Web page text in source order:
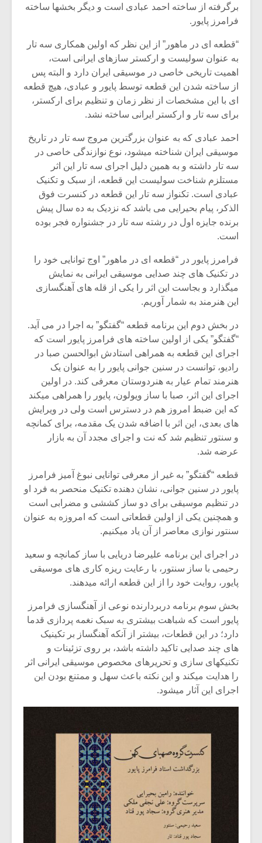
برگرفته از ساخته احمد عبادی است و دیگر بخشها ساخته
فرامرز پایور.
“قطعه ای در ماهور” از این نظر که اولین همکاری سه تار
به عنوان سولیست و ارکستر سازهای ایرانی است،
اهمیت تاریخی خاصی در موسیقی ایران دارد و البته پس
از ساخته شدن این قطعه توسط پایور و عبادی، هیچ قطعه
ای با این مشخصات از نظر زمان و تنظیم برای ارکستر،
برای سه تار و ارکستر ایرانی ساخته نشد.
احمد عبادی که به عنوان بزرگترین مروج سه تار در تاریخ
موسیقی ایران شناخته میشود، نوع نوازندگی خاصی در
سه تار داشته و به همین دلیل اجرای سه تار این اثر
مستلزم شناخت سولیست این قطعه، از سبک و تکنیک
عبادی است. تکنواز سه تار این قطعه در کنسرت فوق
الذکر، پیام بحیرایی می باشد که نزدیک به ده سال پیش
برنده جایزه اول در رشته سه تار در جشنواره فجر بوده
است.
فرامرز پایور در “قطعه ای در ماهور” اوج توانایی خود را
در تکنیک های چند صدایی موسیقی ایرانی به نمایش
میگذارد و بجاست این اثر را یکی از قله های آهنگسازی
این هنرمند به شمار آوریم.
در بخش دوم این برنامه قطعه “گفتگو” به اجرا در می آید.
“گفتگو” یکی از اولین ساخته های فرامرز پایور است که
اجرای این قطعه به همراهی استادش ابوالحسن صبا در
رادیو، توانست در سنین جوانی پایور را به عنوان یک
هنرمند تمام عیار به هنردوستان معرفی کند. در اولین
اجرای این اثر، صبا با ساز ویولون، پایور را همراهی میکند
که این ضبط امروز هم در دسترس است ولی در ویرایش
های بعدی، این اثر با اضافه شدن یک مقدمه، برای کمانچه
و سنتور تنظیم شد که نت و اجرای مجدد آن به بازار
عرضه شد.
قطعه “گفتگو” به غیر از معرفی توانایی نبوغ آمیز فرامرز
پایور در سنین جوانی، نشان دهنده تکنیک منحصر به فرد او
در تنظیم موسیقی برای دو ساز کششی و مضرابی است
و همچنین یکی از اولین قطعاتی است که امروزه به عنوان
سنتور نوازی معاصر از آن یاد میکنیم.
در اجرای این برنامه علیرضا دریایی با ساز کمانچه و سعید
رحیمی با ساز سنتور، با رعایت ریزه کاری های موسیقی
پایور، روایت خود را از این قطعه ارائه میدهند.
بخش سوم برنامه دربردارنده نوعی از آهنگسازی فرامرز
پایور است که شباهت بیشتری به سبک نغمه پردازی قدما
دارد؛ در این قطعات، بیشتر از آنکه آهنگساز بر تکینیک
های چند صدایی تاکید داشته باشد، بر روی تزئینات و
تکنیکهای سازی و تحریرهای مخصوص موسیقی ایرانی اثر
را هدایت میکند و این نکته باعث سهل و ممتنع بودن این
اجرای این آثار میشود.
متن فیلم «متری
شیش و نیم»
اگر نمی توانی
مشهورترین باشی،
بدنام ترین باش
موسیقی
موسیقی